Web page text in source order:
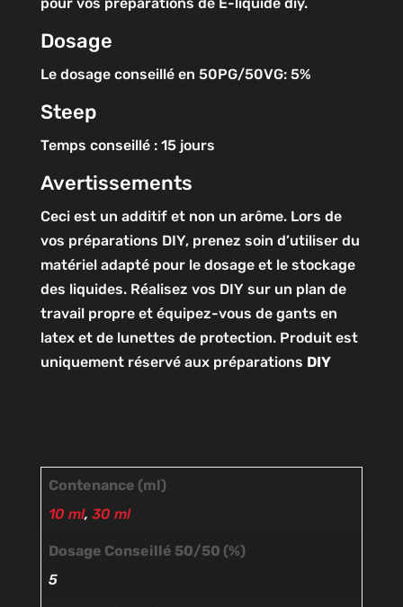
Dosage
Le dosage conseillé en 50PG/50VG: 5%
Steep
Temps conseillé : 15 jours
Avertissements
Ceci est un additif et non un arôme. Lors de
vos préparations DIY, prenez soin d’utiliser du
matériel adapté pour le dosage et le stockage
des liquides. Réalisez vos DIY sur un plan de
travail propre et équipez-vous de gants en
latex et de lunettes de protection. Produit est
uniquement réservé aux préparations DIY
Contenance (ml)
10 ml, 30 ml
Dosage Conseillé 50/50 (%)
5